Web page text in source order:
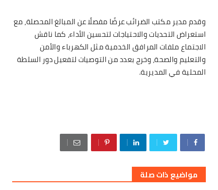
وقدم مدير مكتب الضرائب عرضًا مفصلًا عن المبالغ المحصلة، مع
استعراض التحديات والاحتياجات لتحسين الأداء، كما ناقش
الاجتماع ملفات المرافق الخدمية مثل الكهرباء والأمن
والتعليم والصحة، وخرج بعدد من التوصيات لتفعيل دور السلطة
المحلية في المديرية.
مواضيع ذات صلة